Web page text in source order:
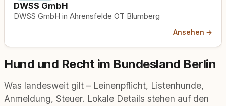
DWSS GmbH
DWSS GmbH in Ahrensfelde OT Blumberg
Ansehen →
Hund und Recht im Bundesland Berlin
Was landesweit gilt – Leinenpflicht, Listenhunde,
Anmeldung, Steuer. Lokale Details stehen auf den